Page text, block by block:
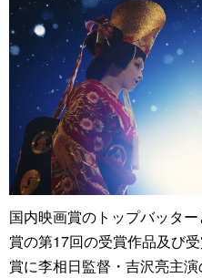
国内映画賞のトップバッタ
賞の第17回の受賞作品及び
賞に李相日監督・吉沢亮主